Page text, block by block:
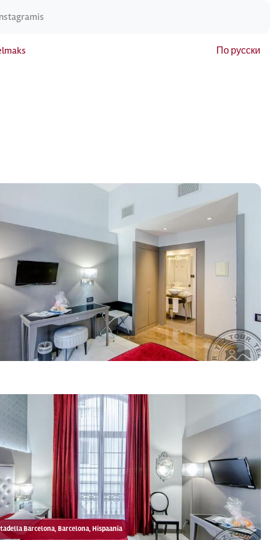
По русски
Barcelona, Barcelona, Hispaania